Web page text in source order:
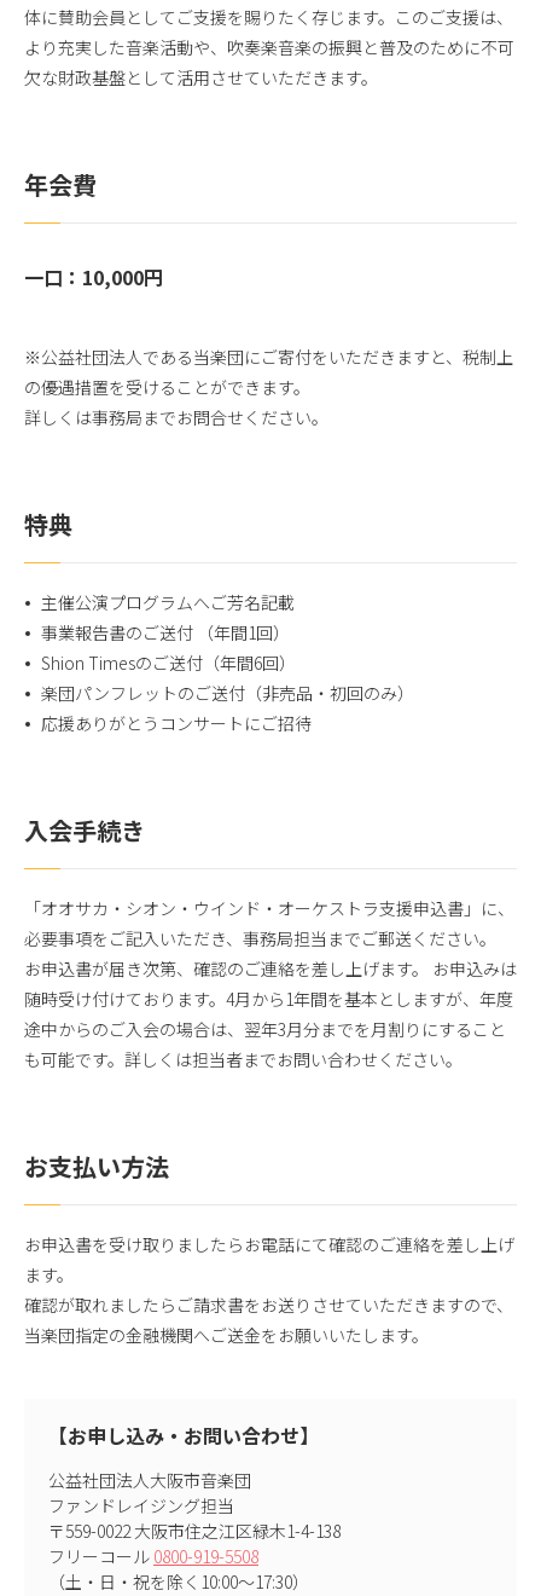
体に賛助会員としてご支援を賜りたく存じます。このご支援は、
より充実した音楽活動や、吹奏楽音楽の振興と普及のために不可
欠な財政基盤として活用させていただきます。
年会費
一口：10,000円
※公益社団法人である当楽団にご寄付をいただきますと、税制上
の優遇措置を受けることができます。
詳しくは事務局までお問合せください。
特典
主催公演プログラムへご芳名記載
事業報告書のご送付 （年間1回）
Shion Timesのご送付（年間6回）
楽団パンフレットのご送付（非売品・初回のみ）
応援ありがとうコンサートにご招待
入会手続き
「オオサカ・シオン・ウインド・オーケストラ支援申込書」に、
必要事項をご記入いただき、事務局担当までご郵送ください。
お申込書が届き次第、確認のご連絡を差し上げます。 お申込みは
随時受け付けております。4月から1年間を基本としますが、年度
途中からのご入会の場合は、翌年3月分までを月割りにすること
も可能です。詳しくは担当者までお問い合わせください。
お支払い方法
お申込書を受け取りましたらお電話にて確認のご連絡を差し上げ
ます。
確認が取れましたらご請求書をお送りさせていただきますので、
当楽団指定の金融機関へご送金をお願いいたします。
【お申し込み・お問い合わせ】
公益社団法人大阪市音楽団
ファンドレイジング担当
〒559-0022 大阪市住之江区緑木1-4-138
フリーコール 0800-919-5508
（土・日・祝を除く10:00～17:30）